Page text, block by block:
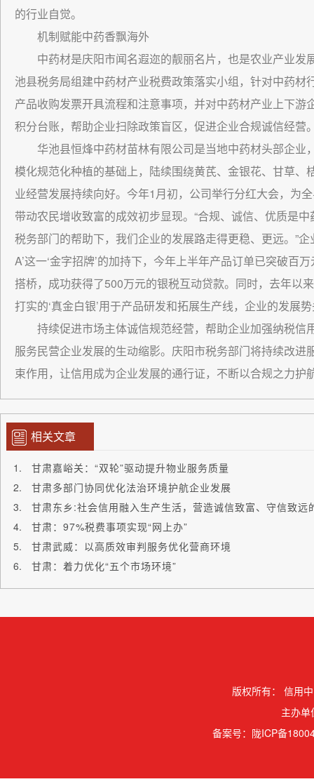
的行业自觉。
机制赋能中药香飘海外
中药材是庆阳市闻名遐迩的靓丽名片，也是农业产业发
池县税务局组建中药材产业税费政策落实小组，针对中药
产品收购发票开具流程和注意事项，并对中药材产业上下
积分台账，帮助企业扫除政策盲区，促进企业合规诚信经营
华池县恒烽中药材苗林有限公司是当地中药材头部企
模化规范化种植的基础上，陆续围绕黄芪、金银花、甘草
业经营发展持续向好。今年1月初，公司举行分红大会，为
带动农民增收致富的成效初步显现。“合规、诚信、优质是
税务部门的帮助下，我们企业的发展路走得更稳、更远。”
A’这一‘金字招牌’的加持下，今年上半年产品订单已突破百
搭桥，成功获得了500万元的银税互动贷款。同时，去年以
打实的‘真金白银’用于产品研发和拓展生产线，企业的发展
持续促进市场主体诚信规范经营，帮助企业加强纳税
服务民营企业发展的生动缩影。庆阳市税务部门将持续改
束作用，让信用成为企业发展的通行证，不断以合规之力护
相关文章
甘肃嘉峪关：“双轮”驱动提升物业服务质量
甘肃多部门协同优化法治环境护航企业发展
甘肃东乡:社会信用融入生产生活，营造诚信致富、守信致远
甘肃：97%税费事项实现“网上办”
甘肃武威：以高质效审判服务优化营商环境
甘肃：着力优化“五个市场环境”
版权所有：
信用
主办
备案号： 陇ICP备